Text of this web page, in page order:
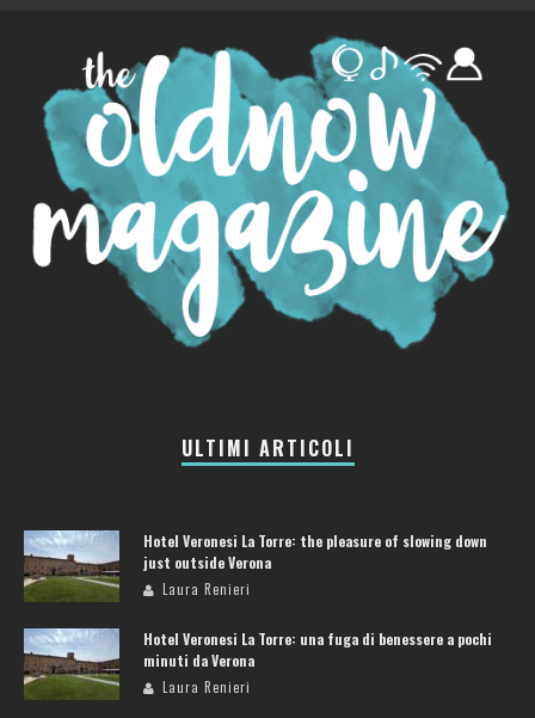
ULTIMI ARTICOLI
Hotel Veronesi La Torre: the pleasure of slowing down
just outside Verona
Laura Renieri
Hotel Veronesi La Torre: una fuga di benessere a pochi
minuti da Verona
Laura Renieri